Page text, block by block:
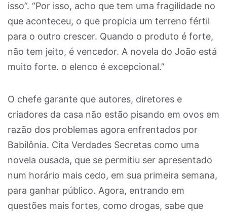
isso”. “Por isso, acho que tem uma fragilidade no
que aconteceu, o que propicia um terreno fértil
para o outro crescer. Quando o produto é forte,
não tem jeito, é vencedor. A novela do João está
muito forte. o elenco é excepcional.”
O chefe garante que autores, diretores e
criadores da casa não estão pisando em ovos em
razão dos problemas agora enfrentados por
Babilônia. Cita Verdades Secretas como uma
novela ousada, que se permitiu ser apresentado
num horário mais cedo, em sua primeira semana,
para ganhar público. Agora, entrando em
questões mais fortes, como drogas, sabe que